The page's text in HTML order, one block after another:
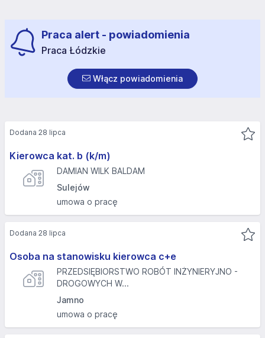
Praca alert - powiadomienia
Praca Łódzkie
Włącz powiadomienia
Kierowca kat. b (k/m)
DAMIAN WILK BALDAM
Sulejów
umowa o pracę
Dodana 28 lipca
Osoba na stanowisku kierowca c+e
PRZEDSIĘBIORSTWO ROBÓT INŻYNIERYJNO -
DROGOWYCH W...
Jamno
umowa o pracę
Dodana 28 lipca